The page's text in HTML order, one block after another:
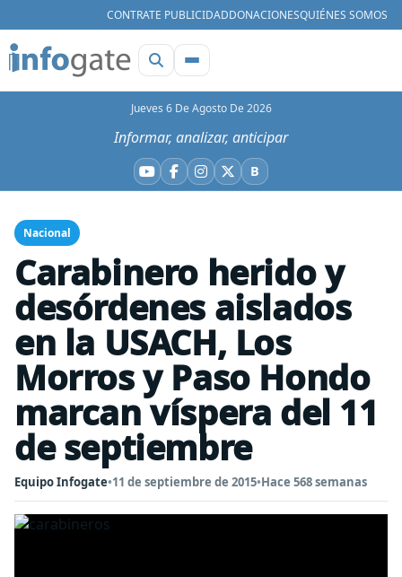
CONTRATE PUBLICIDADDONACIONESQUIÉNES SOMOS
Jueves 6 De Agosto De 2026
Informar, analizar, anticipar
YouTube
Facebook
Instagram
X BBluesky
Nacional
Carabinero herido y
desórdenes aislados
en la USACH, Los
Morros y Paso Hondo
marcan víspera del 11
de septiembre
Equipo Infogate•11 de septiembre de 2015•Hace 568 semanas